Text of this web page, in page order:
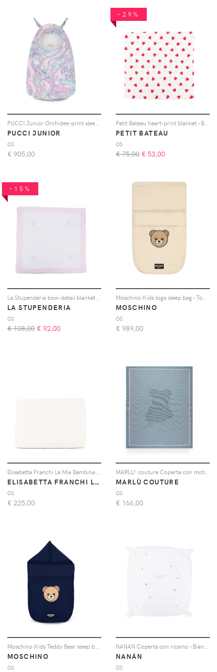
PUCCI JUNIOR
OS
€ 905,00
-29%
PETIT BATEAU
OS
€ 75,00 € 53,00
-15%
LA STUPENDERIA
OS
€ 108,00 € 92,00
MOSCHINO
OS
€ 989,00
ELISABETTA FRANCHI LA MIA BAMBINA
OS
€ 225,00
MARLÙ COUTURE
OS
€ 166,00
MOSCHINO
OS
NANÁN
OS